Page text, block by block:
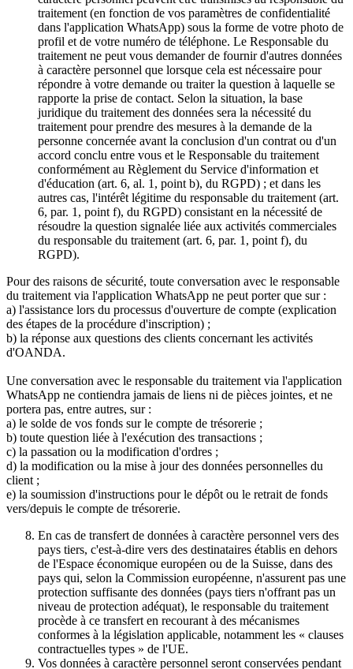
traitement (en fonction de vos paramètres de confidentialité
dans l'application WhatsApp) sous la forme de votre photo de
profil et de votre numéro de téléphone. Le Responsable du
traitement ne peut vous demander de fournir d'autres données
à caractère personnel que lorsque cela est nécessaire pour
répondre à votre demande ou traiter la question à laquelle se
rapporte la prise de contact. Selon la situation, la base
juridique du traitement des données sera la nécessité du
traitement pour prendre des mesures à la demande de la
personne concernée avant la conclusion d'un contrat ou d'un
accord conclu entre vous et le Responsable du traitement
conformément au Règlement du Service d'information et
d'éducation (art. 6, al. 1, point b), du RGPD) ; et dans les
autres cas, l'intérêt légitime du responsable du traitement (art.
6, par. 1, point f), du RGPD) consistant en la nécessité de
résoudre la question signalée liée aux activités commerciales
du responsable du traitement (art. 6, par. 1, point f), du
RGPD).
Pour des raisons de sécurité, toute conversation avec le responsable
du traitement via l'application WhatsApp ne peut porter que sur :
a) l'assistance lors du processus d'ouverture de compte (explication
des étapes de la procédure d'inscription) ;
b) la réponse aux questions des clients concernant les activités
d'OANDA.
Une conversation avec le responsable du traitement via l'application
WhatsApp ne contiendra jamais de liens ni de pièces jointes, et ne
portera pas, entre autres, sur :
a) le solde de vos fonds sur le compte de trésorerie ;
b) toute question liée à l'exécution des transactions ;
c) la passation ou la modification d'ordres ;
d) la modification ou la mise à jour des données personnelles du
client ;
e) la soumission d'instructions pour le dépôt ou le retrait de fonds
vers/depuis le compte de trésorerie.
En cas de transfert de données à caractère personnel vers des
pays tiers, c'est-à-dire vers des destinataires établis en dehors
de l'Espace économique européen ou de la Suisse, dans des
pays qui, selon la Commission européenne, n'assurent pas une
protection suffisante des données (pays tiers n'offrant pas un
niveau de protection adéquat), le responsable du traitement
procède à ce transfert en recourant à des mécanismes
conformes à la législation applicable, notamment les « clauses
contractuelles types » de l'UE.
Vos données à caractère personnel seront conservées pendant